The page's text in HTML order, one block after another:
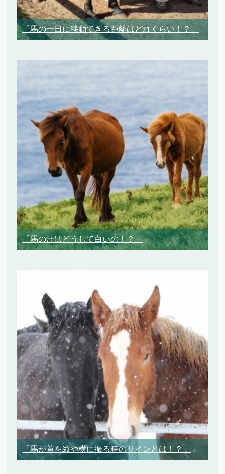
「馬の一日に移動できる距離はどれくらい！？」
「馬の汗はどうして白いの！？」
「馬が首を縦や横に振る時のサインとは！？」